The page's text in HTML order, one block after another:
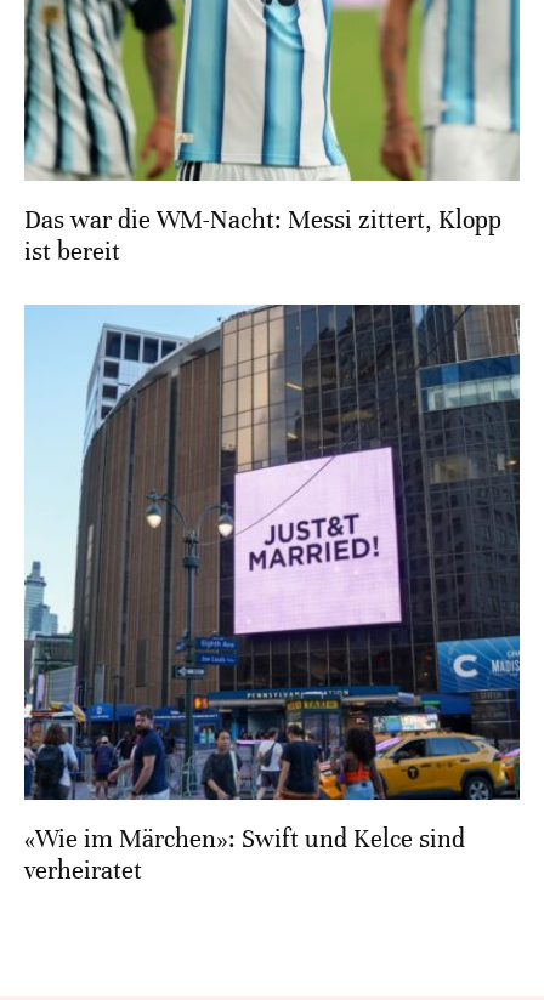
Das war die WM-Nacht: Messi zittert, Klopp
ist bereit
«Wie im Märchen»: Swift und Kelce sind
verheiratet